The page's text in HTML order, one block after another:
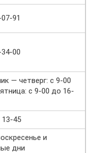
91
00
— четверг: с 9-00
с 9-00 до 16-
45
и
дни